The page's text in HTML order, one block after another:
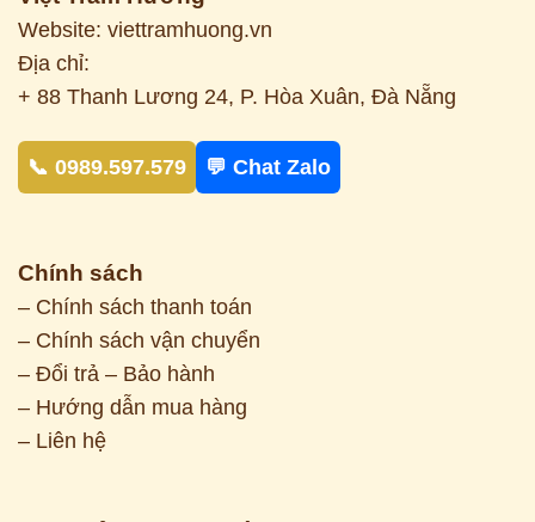
Website: viettramhuong.vn
Địa chỉ:
+ 88 Thanh Lương 24, P. Hòa Xuân, Đà Nẵng
📞 0989.597.579 💬 Chat Zalo
Chính sách
– Chính sách thanh toán
– Chính sách vận chuyển
– Đổi trả – Bảo hành
– Hướng dẫn mua hàng
– Liên hệ